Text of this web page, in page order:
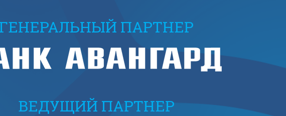
ГЕНЕРАЛЬНЫЙ ПАРТНЕР
ВЕДУЩИЙ ПАРТНЕР